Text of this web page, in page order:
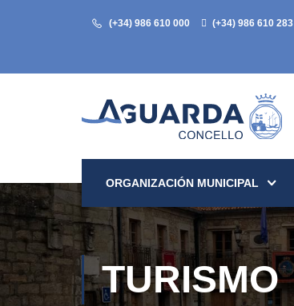
(+34) 986 610 000 (+34) 986 610 283
ORGANIZACIÓN MUNICIPAL
TURISMO